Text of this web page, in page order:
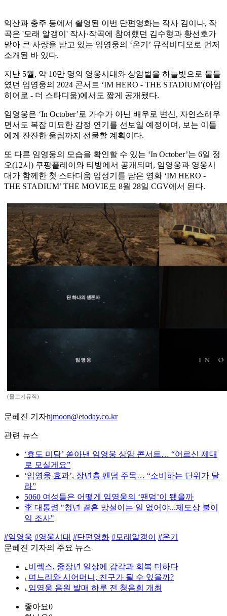
익산과 충주 등에서 촬영된 이번 단편영화는 작사 김이나, 작
곡은 '모래 알갱이' 작사·작곡에 참여했던 김수형과 황선호가
맡아 큰 사랑을 받고 있는 임영웅의 ‘온기’ 뮤직비디오로 먼저
소개된 바 있다.
지난 5월, 약 10만 명의 영웅시대와 상암벌을 하늘빛으로 물들
였던 임영웅의 2024 콘서트 ‘IM HERO - THE STADIUM’(아임
히어로 - 더 스타디움)에서도 짧게 공개됐다.
임영웅은 ‘In October’로 가수가 아닌 배우로 변신, 자연스러우
면서도 복잡 미묘한 감정 연기를 선보일 예정이며, 보는 이들
에게 잔잔한 울림까지 선물할 계획이다.
또 다른 임영웅의 모습을 확인할 수 있는 ‘In October’는 6일 정
오(12시) 쿠팡플레이와 티빙에서 공개되며, 임영웅과 영웅시
대가 함께한 첫 스타디움 입성기를 담은 영화 ‘IM HERO -
THE STADIUM’ THE MOVIE도 8월 28일 CGV에서 된다.
(물고기뮤직)
문혜진 기자hjmoon@etoday.co.kr
관련 뉴스
‘효도 미담’ 쏟아낸 임영웅 상암 콘서트… “어르신 제대
로 모실게요”
‘임영웅 효과’, 장년층 팬덤 주목… “소비하는 단위가 달
라”
5060 여성들은 어떻게 임영웅의 ‘팬덤’이 됐을까
李 대통령 "청년 결혼 망설이는 일 없어야...제도상 불이
익 조사"
#임영웅 #영웅시대 #단편영화 #모래알갱이
#온기
문혜진 기자의 주요 뉴스
⌞ 비렉스, 중장년 일상에 감각과 회복 더하다
⌞ 며느리와 시어머니, 친구가 될 수 있을까?
⌞ 임영웅 음원 발매 하루 전 청음회 개최
좋아요0